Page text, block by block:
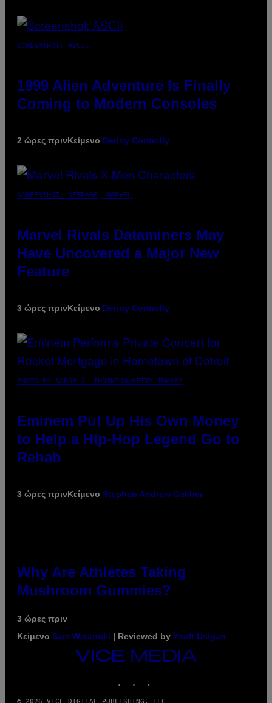
SCREENSHOT: ASCII
1999 Alien Adventure Is Finally
Coming to Modern Consoles
2 ώρες πρινΚείμενο Denny Connolly
SCREENSHOT: NETEASE, MARVEL
Marvel Rivals Dataminers May
Have Uncovered a Major New
Feature
3 ώρες πρινΚείμενο Denny Connolly
PHOTO BY AARON J. THORNTON/GETTY IMAGES
Eminem Put Up His Own Money
to Help a Hip-Hop Legend Go to
Rehab
3 ώρες πρινΚείμενο Stephen Andrew Galiher
Why Are Athletes Taking
Mushroom Gummies?
3 ώρες πριν
Κείμενο Sam Watanuki | Reviewed by Ysolt Usigan
VICE
MEDIA
© 2026 VICE DIGITAL PUBLISHING, LLC